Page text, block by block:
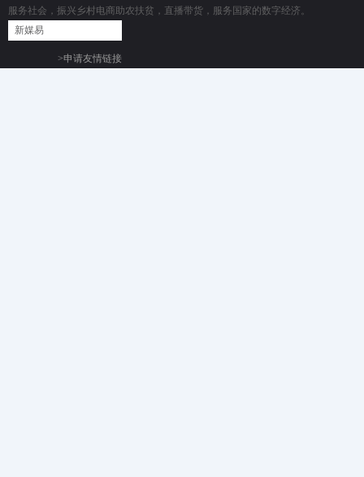
服务社会，振兴乡村电商助农扶贫，直播带货，服务国家的数字经济。
新媒易
>申请友情链接